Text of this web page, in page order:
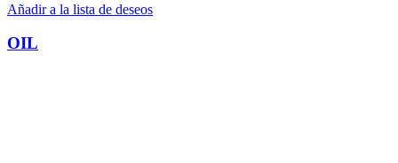
Añadir a la lista de deseos
OIL